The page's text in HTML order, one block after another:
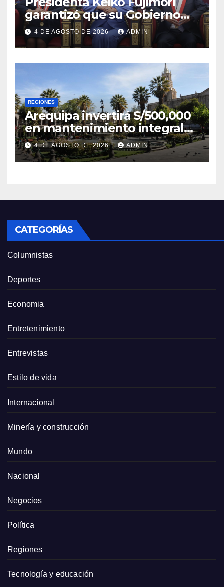
garantizó que su Gobierno
respetará la separación de
poderes
4 DE AGOSTO DE 2026 ADMIN
REGIONES
Arequipa invertirá S/500,000
en mantenimiento integral
de la Plaza de Armas
4 DE AGOSTO DE 2026 ADMIN
CATEGORÍAS
Columnistas
Deportes
Economia
Entretenimiento
Entrevistas
Estilo de vida
Internacional
Minería y construcción
Mundo
Nacional
Negocios
Política
Regiones
Tecnología y educación